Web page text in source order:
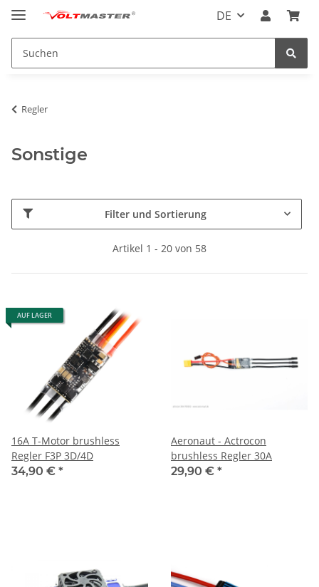
DE
Regler
Sonstige
Filter und Sortierung
Artikel 1 - 20 von 58
AUF LAGER
16A T-Motor brushless
Regler F3P 3D/4D
34,90 € *
Aeronaut - Actrocon
brushless Regler 30A
29,90 € *